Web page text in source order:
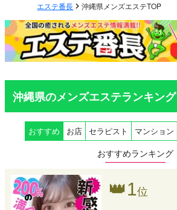
エステ番長 沖縄県メンズエステTOP
沖縄県のメンズエステランキング
おすすめ お店 セラピスト マンション
おすすめランキング
👑1位